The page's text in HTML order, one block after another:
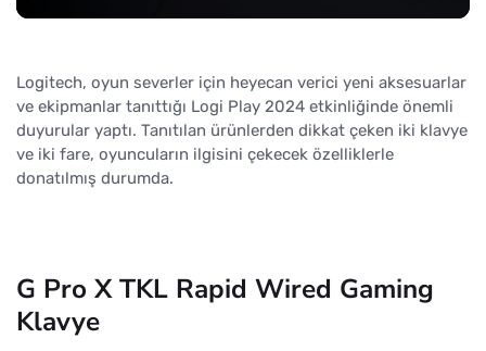
Logitech, oyun severler için heyecan verici yeni aksesuarlar
ve ekipmanlar tanıttığı Logi Play 2024 etkinliğinde önemli
duyurular yaptı. Tanıtılan ürünlerden dikkat çeken iki klavye
ve iki fare, oyuncuların ilgisini çekecek özelliklerle
donatılmış durumda.
G Pro X TKL Rapid Wired Gaming
Klavye